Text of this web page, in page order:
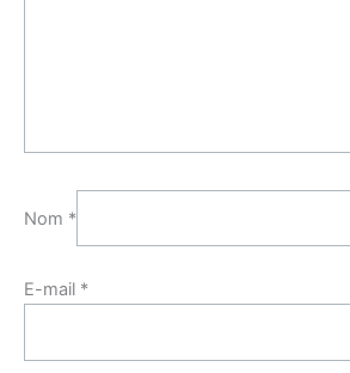
Nom *
E-mail *